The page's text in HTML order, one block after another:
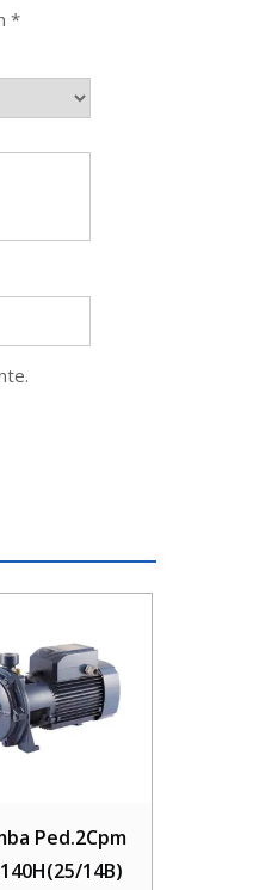
*
Ped.2Cpm
14B)